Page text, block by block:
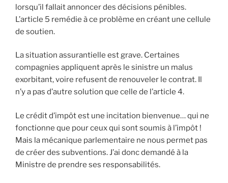
lorsqu’il fallait annoncer des décisions pénibles.
L’article 5 remédie à ce problème en créant une cellule
de soutien.
La situation assurantielle est grave. Certaines
compagnies appliquent après le sinistre un malus
exorbitant, voire refusent de renouveler le contrat. Il
n’y a pas d’autre solution que celle de l’article 4.
Le crédit d’impôt est une incitation bienvenue… qui ne
fonctionne que pour ceux qui sont soumis à l’impôt !
Mais la mécanique parlementaire ne nous permet pas
de créer des subventions. J’ai donc demandé à la
Ministre de prendre ses responsabilités.